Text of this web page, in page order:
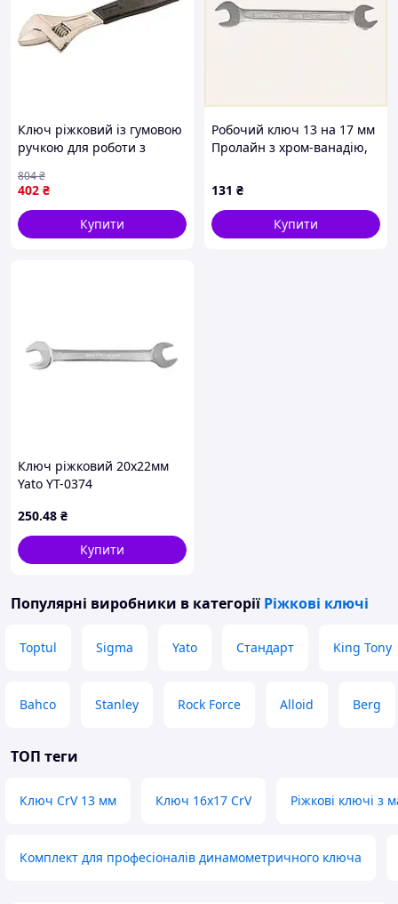
Ключ ріжковий із гумовою
ручкою для роботи з
інструментальної сталі 250
мм
402 ₴
804₴
Купити
Робочий ключ 13 на 17 мм
Пролайн з хром-ванадію,
131 ₴
Купити
Ключ ріжковий 20х22мм
Yato YT-0374
250.48 ₴
Купити
Популярні виробники в категорії Ріжкові ключі
Toptul Sigma Yato Стандарт King Tony
Bahco Stanley Rock Force Alloid Berg
ТОП теги
Ключ CrV 13 мм Ключ 16х17 CrV Ріжкові ключі з
Комплект для професіоналів динамометричного ключа